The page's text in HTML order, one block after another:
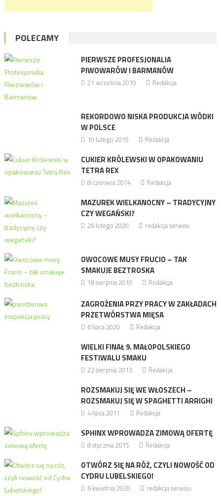
POLECAMY
PIERWSZE PROFESJONALIA
PIWOWARÓW I BARMANÓW
21 września 2010 Redakcja
REKORDOWO NISKA PRODUKCJA WÓDKI
W POLSCE
10 lutego 2015 Redakcja
CUKIER KRÓLEWSKI W OPAKOWANIU
TETRA REX
8 czerwca 2014 Redakcja
MAZUREK WIELKANOCNY – TRADYCYJNY
CZY WEGAŃSKI?
26 lutego 2020 redakcja serwisu
OWOCOWE MUSY FRUCIO – TAK
SMAKUJE BEZTROSKA
18 sierpnia 2010 Redakcja
ZAGROŻENIA PRZY PRACY W ZAKŁADACH
PRZETWÓRSTWA MIĘSA
6 lipca 2020 Redakcja
WIELKI FINAŁ 9. MAŁOPOLSKIEGO
FESTIWALU SMAKU
22 sierpnia 2013 Redakcja
ROZSMAKUJ SIĘ WE WŁOSZECH –
ROZSMAKUJ SIĘ W SPAGHETTI ARRIGHI
4 lipca 2011 Redakcja
SPHINX WPROWADZA ZIMOWĄ OFERTĘ
8 stycznia 2015 Redakcja
OTWÓRZ SIĘ NA RÓŻ, CZYLI NOWOŚĆ OD
CYDRU LUBELSKIEGO!
6 kwietnia 2020 redakcja serwisu